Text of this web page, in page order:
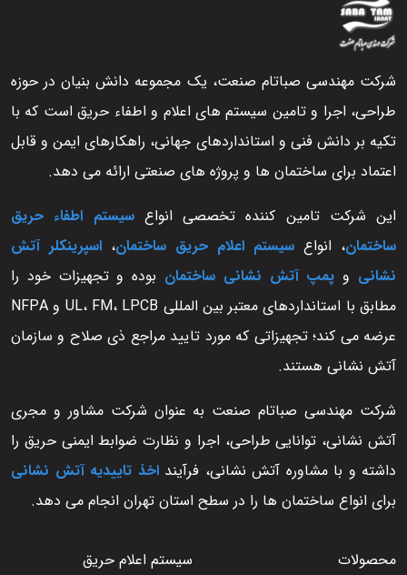
شرکت مهندسی صباتام صنعت، یک مجموعه دانش بنیان در حوزه
طراحی، اجرا و تامین سیستم های اعلام و اطفاء حریق است که با
تکیه بر دانش فنی و استانداردهای جهانی، راهکارهای ایمن و قابل
اعتماد برای ساختمان ها و پروژه های صنعتی ارائه می دهد.
این شرکت تامین کننده تخصصی انواعسیستم اطفاء حریق
ساختمان، انواع سیستم اعلام حریق ساختمان، اسپرینکلر آتش
نشانی و پمپ آتش نشانی ساختمان بوده و تجهیزات خود را
مطابق با استانداردهای معتبر بین المللی UL، FM، LPCB و NFPA
عرضه می کند؛ تجهیزاتی که مورد تایید مراجع ذی صلاح و سازمان
آتش نشانی هستند.
شرکت مهندسی صباتام صنعت به عنوان شرکت مشاور و مجری
آتش نشانی، توانایی طراحی، اجرا و نظارت ضوابط ایمنی حریق را
داشته و با مشاوره آتش نشانی، فرآینداخذ تاییدیه آتش نشانی
برای انواع ساختمان ها را در سطح استان تهران انجام می دهد.
محصولات سیستم اعلام حریق